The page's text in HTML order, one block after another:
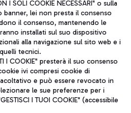
soggetta a direzione e
Imprese di Roma 13032990155 P.
int. vers.
1 - 00054 Fiumicino (RM)
I SOLI COOKIE NECESSARI" o sulla
lei non presta il consenso
il consenso, mantenendo le
installati sul suo dispositivo
alla navigazione sul sito web e i
tecnici.
I COOKIE" presterà il suo consenso
ivi compresi cookie di
e può essere revocato in
le sue preferenze per i
I TUOI COOKIE" (accessibile